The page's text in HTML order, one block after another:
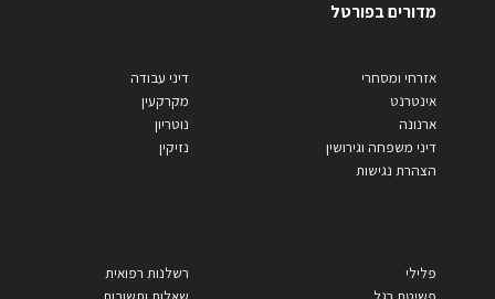
מדורים בפורטל
אזרחי ומסחרי
אינטרנט
ארנונה
דיני משפחה וגירושין
הצהרת נגישות
דיני עבודה
מקרקעין
נוטריון
נזיקין
פלילי
רשלנות רפואית